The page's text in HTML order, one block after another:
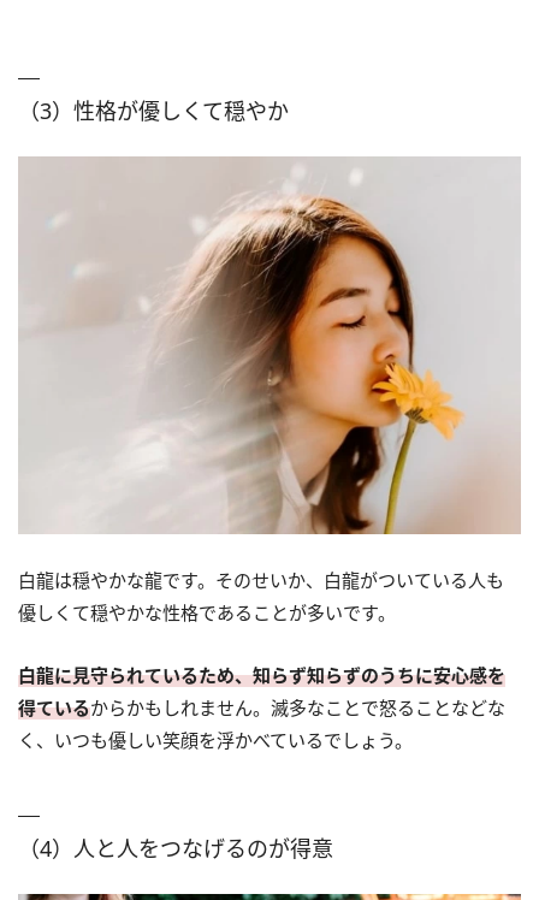
（3）性格が優しくて穏やか
白龍は穏やかな龍です。そのせいか、白龍がついている人も
優しくて穏やかな性格であることが多いです。
白龍に見守られているため、知らず知らずのうちに安心感を
得ているからかもしれません。滅多なことで怒ることなどな
く、いつも優しい笑顔を浮かべているでしょう。
（4）人と人をつなげるのが得意